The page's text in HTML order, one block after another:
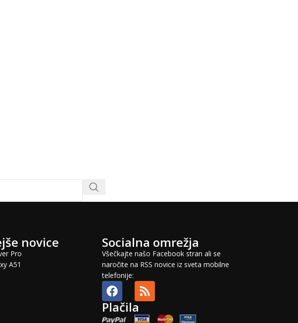
novice
Pro
A51
Socialna omrežja
Všečkajte našo Facebook stran ali se
naročite na RSS novice iz sveta mobilne
telefonije:
Plačila